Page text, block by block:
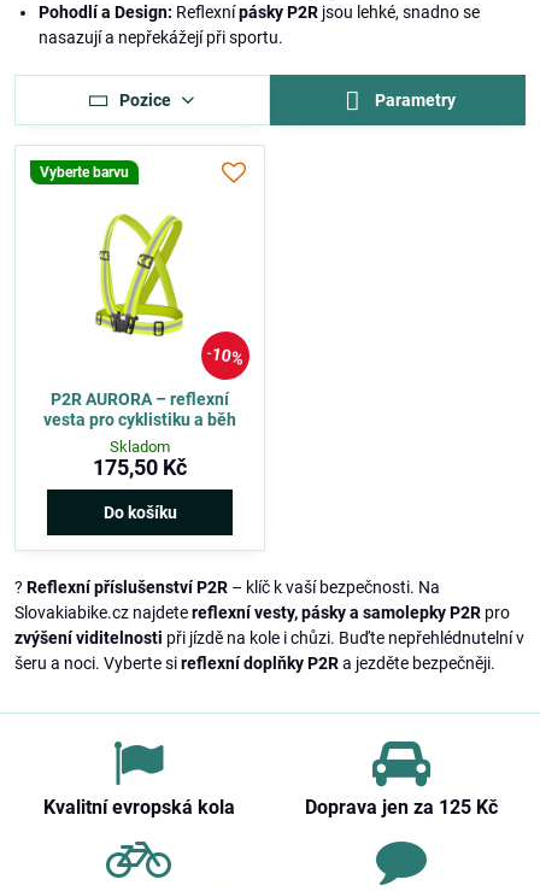
Pohodlí a Design: Reflexnípásky P2R jsou lehké, snadno se
nasazují a nepřekážejí při sportu.
Pozice Parametry
10%
Vyberte barvu
P2R AURORA – reflexní
vesta pro cyklistiku a běh
Skladom
175,50 Kč
Do košíku
? Reflexní příslušenství P2R – klíč k vaší bezpečnosti. Na
Slovakiabike.cz najdetereflexní vesty, pásky a samolepky P2R pro
zvýšení viditelnosti při jízdě na kole i chůzi. Buďte nepřehlédnutelní v
šeru a noci. Vyberte sireflexní doplňky P2Ra jezděte bezpečněji.
Kvalitní evropská kola Doprava jen za 125 Kč